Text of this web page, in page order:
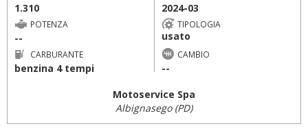
1.310 2024-03
POTENZA
--
TIPOLOGIA
usato
CARBURANTE
benzina 4 tempi
CAMBIO
--
Motoservice Spa
Albignasego (PD)